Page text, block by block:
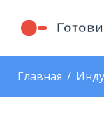
Главная